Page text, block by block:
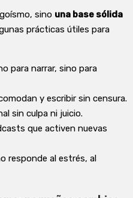
sino una base sólida
prácticas útiles para
para narrar, sino para
y escribir sin censura.
sin culpa ni juicio.
que activen nuevas
responde al estrés, al